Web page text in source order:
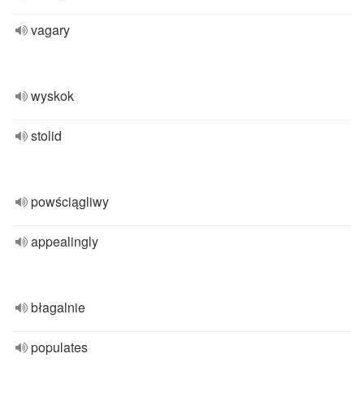
vagary
wyskok
stolid
powściągliwy
appealingly
błagalnie
populates